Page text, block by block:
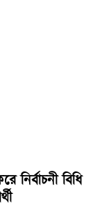
নির্বাচনী বিধি